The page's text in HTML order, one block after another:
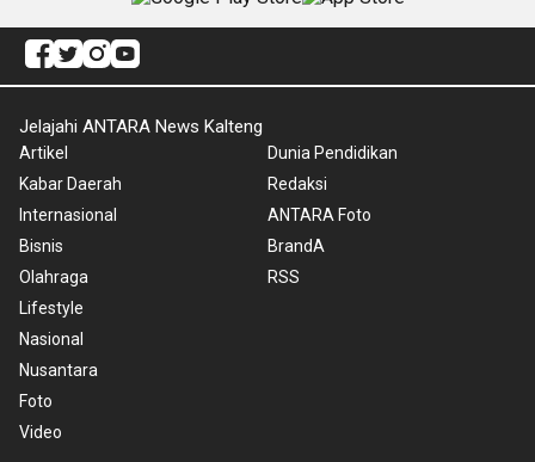
Jelajahi ANTARA News Kalteng
Artikel
Kabar Daerah
Internasional
Bisnis
Olahraga
Lifestyle
Nasional
Nusantara
Foto
Video
Dunia Pendidikan
Redaksi
ANTARA Foto
BrandA
RSS